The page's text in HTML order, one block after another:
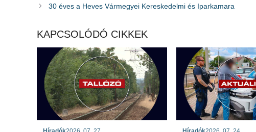
30 éves a Heves Vármegyei Kereskedelmi és Iparkamara
KAPCSOLÓDÓ CIKKEK